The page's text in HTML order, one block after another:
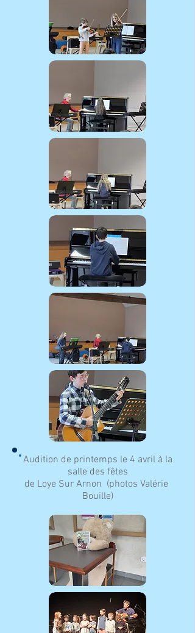
Audition de printemps le 4 avril à la
salle des fêtes
de Loye Sur Arnon (photos Valérie
Bouille)